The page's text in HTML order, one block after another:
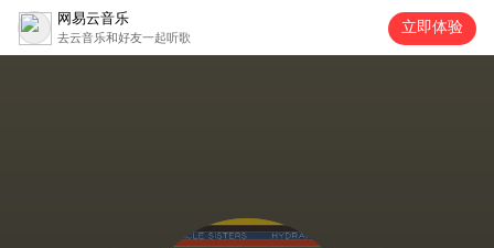
网易云音乐
去云音乐和好友一起听歌
立即体验